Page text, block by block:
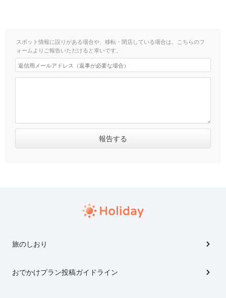
スポット情報に誤りがある場合や、移転・閉店している場合は、こちらのフ
ォームよりご報告いただけると幸いです。
旅のしおり
おでかけプラン投稿ガイドライン